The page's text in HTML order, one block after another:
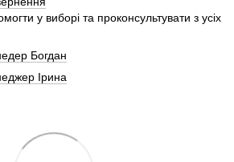
у виборі та проконсультувати з усіх
Богдан
Ірина